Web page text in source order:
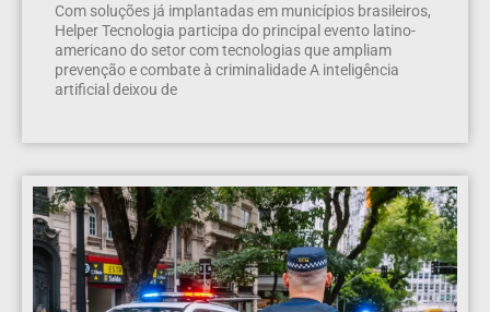
Com soluções já implantadas em municípios brasileiros,
Helper Tecnologia participa do principal evento latino-
americano do setor com tecnologias que ampliam
prevenção e combate à criminalidade A inteligência
artificial deixou de